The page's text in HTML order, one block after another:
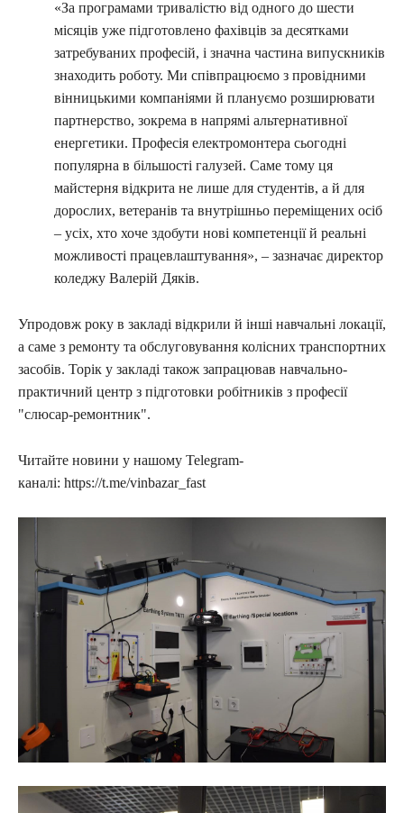
«За програмами тривалістю від одного до шести
місяців уже підготовлено фахівців за десятками
затребуваних професій, і значна частина випускників
знаходить роботу. Ми співпрацюємо з провідними
вінницькими компаніями й плануємо розширювати
партнерство, зокрема в напрямі альтернативної
енергетики. Професія електромонтера сьогодні
популярна в більшості галузей. Саме тому ця
майстерня відкрита не лише для студентів, а й для
дорослих, ветеранів та внутрішньо переміщених осіб
– усіх, хто хоче здобути нові компетенції й реальні
можливості працевлаштування», – зазначає директор
коледжу Валерій Дяків.
Упродовж року в закладі відкрили й інші навчальні локації,
а саме з ремонту та обслуговування колісних транспортних
засобів. Торік у закладі також запрацював навчально-
практичний центр з підготовки робітників з професії
"слюсар-ремонтник".
Читайте новини у нашому Telegram-
каналі: https://t.me/vinbazar_fast